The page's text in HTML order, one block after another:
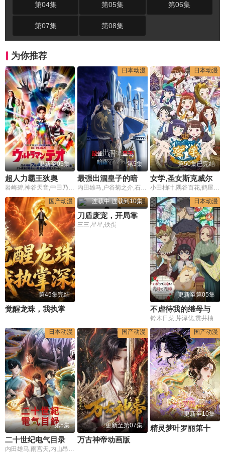
第04集 第05集 第06集
第07集 第08集
为你推荐
更新至05集
超人力霸王狄奧
岩崎碧,神谷天音,中田乃爱,上村侑,森本龙马,小林优,槙田雄司,福岛莉拉
日本动漫
第5集
最强出涸皇子的暗跃帝位争夺最強出涸
内田雄马,户谷菊之介,石见舞菜香,内田真礼,本渡枫,井上和彦,田丸笃志,竹内良太,斋贺光希,松冈祯丞,桑原由气,茅野爱衣,田中正彦
日本动漫
第50集已完结
女学,圣女斯克威尔学院
小田柚叶,隅谷百花,鹤屋美咲
国产动漫
第45集完结
国产动漫
连载中 连载到10集
三三,星星,铁蛋
日本动漫
更新至第05集
不虐待我的继母与继姐
铃木日菜,芹泽优,贯井柚佳,麦穗杏菜,根本京里,内山夕实,市道真央
日本动漫
第5集
内田雄马,雨宫天,内山昂辉,小野大辅,武内骏辅,寿美菜子,大地叶,川井田夏海,浦和希,平川大辅,家中宏,浅野麻由美,远藤大智,高垣彩阳
国产动漫
更新至第07集
万古神帝动画版
国产动漫
更新至10集
精灵梦叶罗丽第十一季(下)